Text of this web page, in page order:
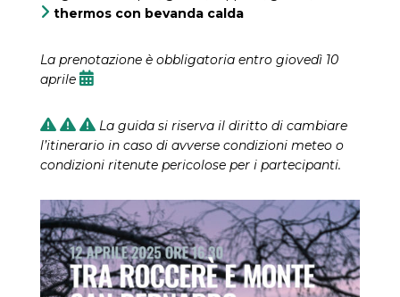
thermos con bevanda calda
La prenotazione è obbligatoria entro giovedì 10
aprile
La guida si riserva il diritto di cambiare
l’itinerario in caso di avverse condizioni meteo o
condizioni ritenute pericolose per i partecipanti.